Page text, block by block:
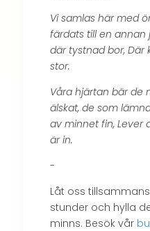
Vi samlas här med
färdats till en annan
där tystnad bor, Där
stor.
Våra hjärtan bär de
älskat, de som
av minnet fin, Lever
är in.
-
Låt oss
stunder och hylla
minns. Besök vår